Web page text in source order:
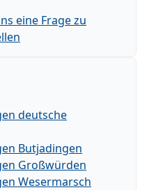
eine Frage zu
deutsche
Butjadingen
Großwürden
Wesermarsch